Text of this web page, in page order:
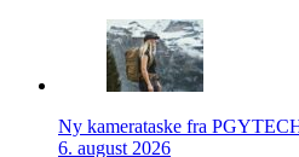
Ny kamerataske fra
6. august 2026